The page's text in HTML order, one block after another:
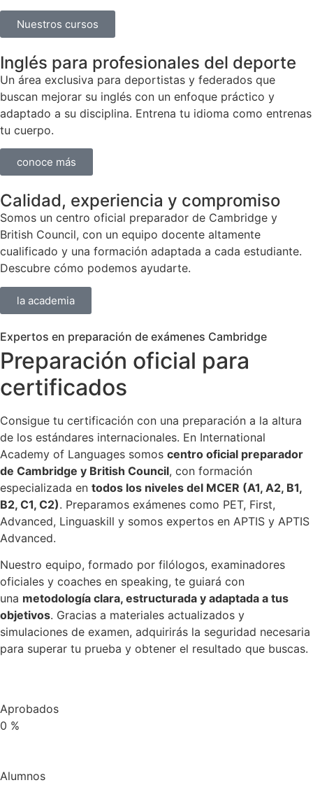
Nuestros cursos
Inglés para profesionales del deporte
Un área exclusiva para deportistas y federados que
buscan mejorar su inglés con un enfoque práctico y
adaptado a su disciplina. Entrena tu idioma como entrenas
tu cuerpo.
conoce más
Calidad, experiencia y compromiso
Somos un centro oficial preparador de Cambridge y
British Council, con un equipo docente altamente
cualificado y una formación adaptada a cada estudiante.
Descubre cómo podemos ayudarte.
la academia
Expertos en preparación de exámenes Cambridge
Preparación oficial para
certificados
Consigue tu certificación con una preparación a la altura
de los estándares internacionales. En International
Academy of Languages somos centro oficial preparador
de Cambridge y British Council, con formación
especializada en todos los niveles del MCER (A1, A2, B1,
B2, C1, C2). Preparamos exámenes como PET, First,
Advanced, Linguaskill y somos expertos en APTIS y APTIS
Advanced.
Nuestro equipo, formado por filólogos, examinadores
oficiales y coaches en speaking, te guiará con
una metodología clara, estructurada y adaptada a tus
objetivos. Gracias a materiales actualizados y
simulaciones de examen, adquirirás la seguridad necesaria
para superar tu prueba y obtener el resultado que buscas.
Aprobados
0 %
Alumnos